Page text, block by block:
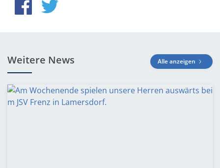
Weitere News Alle anzeigen